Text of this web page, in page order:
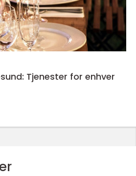
Tjenester for enhver